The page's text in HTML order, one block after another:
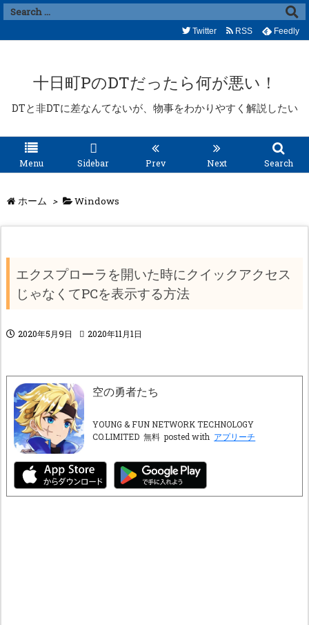
十日町PのDTだったら何が悪い！
DTと非DTに差なんてないが、物事をわかりやすく解説したい
Menu Sidebar Prev Next Search
Twitter RSS Feedly
ホーム > Windows
エクスプローラを開いた時にクイックアクセス
じゃなくてPCを表示する方法
2020年5月9日 2020年11月1日
空の勇者たち
YOUNG & FUN NETWORK TECHNOLOGY
CO.LIMITED 無料 posted with アプリーチ